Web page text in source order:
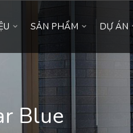
SẢN PHẨM DỰ ÁN
Blue